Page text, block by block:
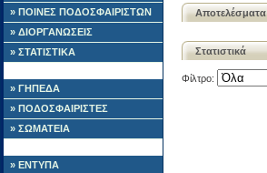
» ΠΟΙΝΕΣ ΠΟΔΟΣΦΑΙΡΙΣΤΩΝ
» ΔΙΟΡΓΑΝΩΣΕΙΣ
» ΣΤΑΤΙΣΤΙΚΑ
» ΓΗΠΕΔΑ
» ΠΟΔΟΣΦΑΙΡΙΣΤΕΣ
» ΣΩΜΑΤΕΙΑ
» ΕΝΤΥΠΑ
Αποτελέσματα
Στατιστικά
Φίλτρο: